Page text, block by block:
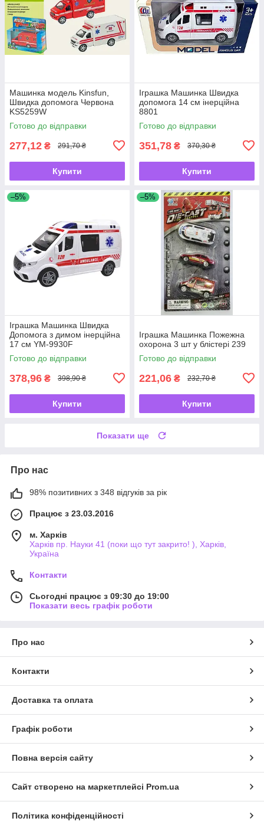
Машинка модель Kinsfun,
Швидка допомога Червона
KS5259W
Готово до відправки
277,12 ₴ 291,70 ₴
Купити
Іграшка Машинка Швидка
допомога 14 см інерційна
8801
Готово до відправки
351,78 ₴ 370,30 ₴
Купити
–5%
Іграшка Машинка Швидка
Допомога з димом інерційна
17 см YM-9930F
Готово до відправки
378,96 ₴ 398,90 ₴
Купити
–5%
Іграшка Машинка Пожежна
охорона 3 шт у блістері 239
Готово до відправки
221,06 ₴ 232,70 ₴
Купити
Показати ще
Про нас
98% позитивних з 348 відгуків за рік
Працює з 23.03.2016
м. Харків
Харків пр. Науки 41 (поки що тут закрито! ), Харків,
Україна
Контакти
Сьогодні працює з 09:30 до 19:00
Показати весь графік роботи
Про нас
Контакти
Доставка та оплата
Графік роботи
Повна версія сайту
Сайт створено на маркетплейсі Prom.ua
Політика конфіденційності